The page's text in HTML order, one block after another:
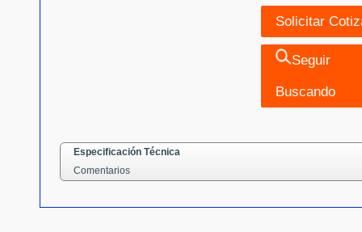
Seguir
Buscando
Especificación Técnica
Comentarios